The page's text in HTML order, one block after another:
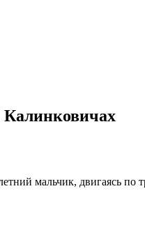
Калинковичах
мальчик, двигаясь по